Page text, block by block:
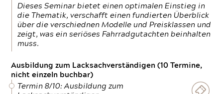
Dieses Seminar bietet einen optimalen Einstieg in
die Thematik, verschafft einen fundierten Überblick
über die verschiednen Modelle und Preisklassen und
zeigt, was ein seriöses Fahrradgutachten beinhalten
muss.
Ausbildung zum Lacksachverständigen (10 Termine,
nicht einzeln buchbar)
Termin 8/10: Ausbildung zum